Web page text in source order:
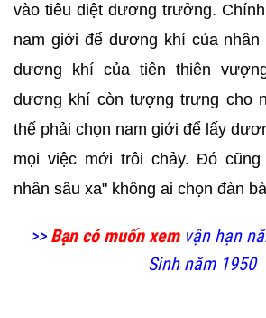
vào tiêu diệt dương trưởng.
nam giới để dương khí của nhân
dương khí của tiên thiên
dương khí còn tượng trưng cho
thế phải chọn nam giới để lấy
mọi việc mới trôi chảy. Đó cũng
nhân sâu xa" không ai chọn đàn
>> Bạn có muốn xemvận hạn
Sinh năm 1950